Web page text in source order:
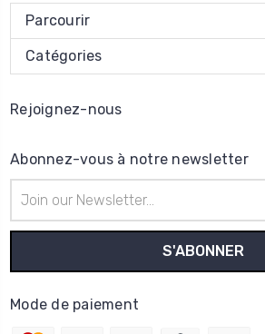
Parcourir
Catégories
Rejoignez-nous
Abonnez-vous à notre newsletter
e-
mail
Mode de paiement